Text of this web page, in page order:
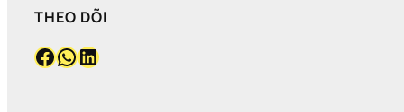
THEO DÕI
Facebook WhatsApp LinkedIn